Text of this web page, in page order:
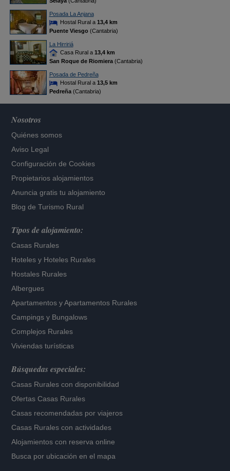
Posada La Anjana
Hostal Rural a 13,4 km
Puente Viesgo(Cantabria)
La Hirririá
Casa Rural a 13,4 km
San Roque de Riomiera(Cantabria)
Posada de Pedreña
Hostal Rural a 13,5 km
Pedreña(Cantabria)
Nosotros
Quiénes somos
Aviso Legal
Configuración de Cookies
Propietarios alojamientos
Anuncia gratis tu alojamiento
Blog de Turismo Rural
Tipos de alojamiento:
Casas Rurales
Hoteles y Hoteles Rurales
Hostales Rurales
Albergues
Apartamentos yApartamentos Rurales
Campings y Bungalows
Complejos Rurales
Viviendas turísticas
Búsquedas especiales:
Casas Rurales con disponibilidad
Ofertas Casas Rurales
Casas recomendadas por viajeros
Casas Rurales con actividades
Alojamientos con reserva online
Busca por ubicación en el mapa